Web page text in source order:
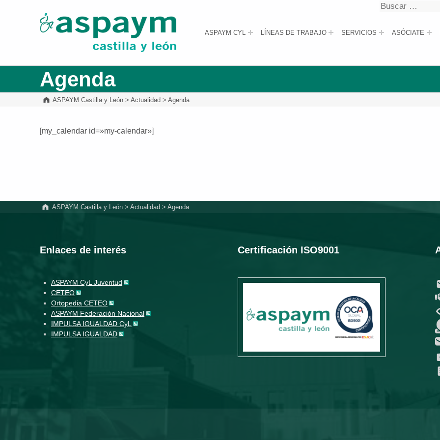
ASPAYM Castilla y León
ASPAYM CYL LÍNEAS DE TRABAJO SERVICIOS ASÓCIATE
Buscar
Agenda
ASPAYM Castilla y León >Actualidad >Agenda
[my_calendar id=»my-calendar»]
ASPAYM Castilla y León> Actualidad > Agenda
Enlaces de interés
ASPAYM CyL Juventud
CETEO
Ortopedia CETEO
ASPAYM Federación Nacional
IMPULSA IGUALDAD CyL
IMPULSA IGUALDAD
Certificación ISO9001